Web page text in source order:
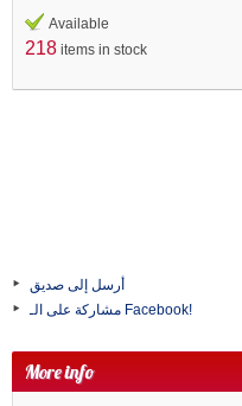
Available
218 items in stock
أرسل إلى صديق
مشاركة على الـ Facebook!
More info